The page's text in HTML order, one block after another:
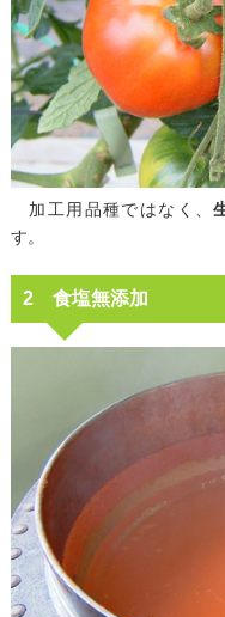
加工用品種ではなく、
す。
2 食塩無添加